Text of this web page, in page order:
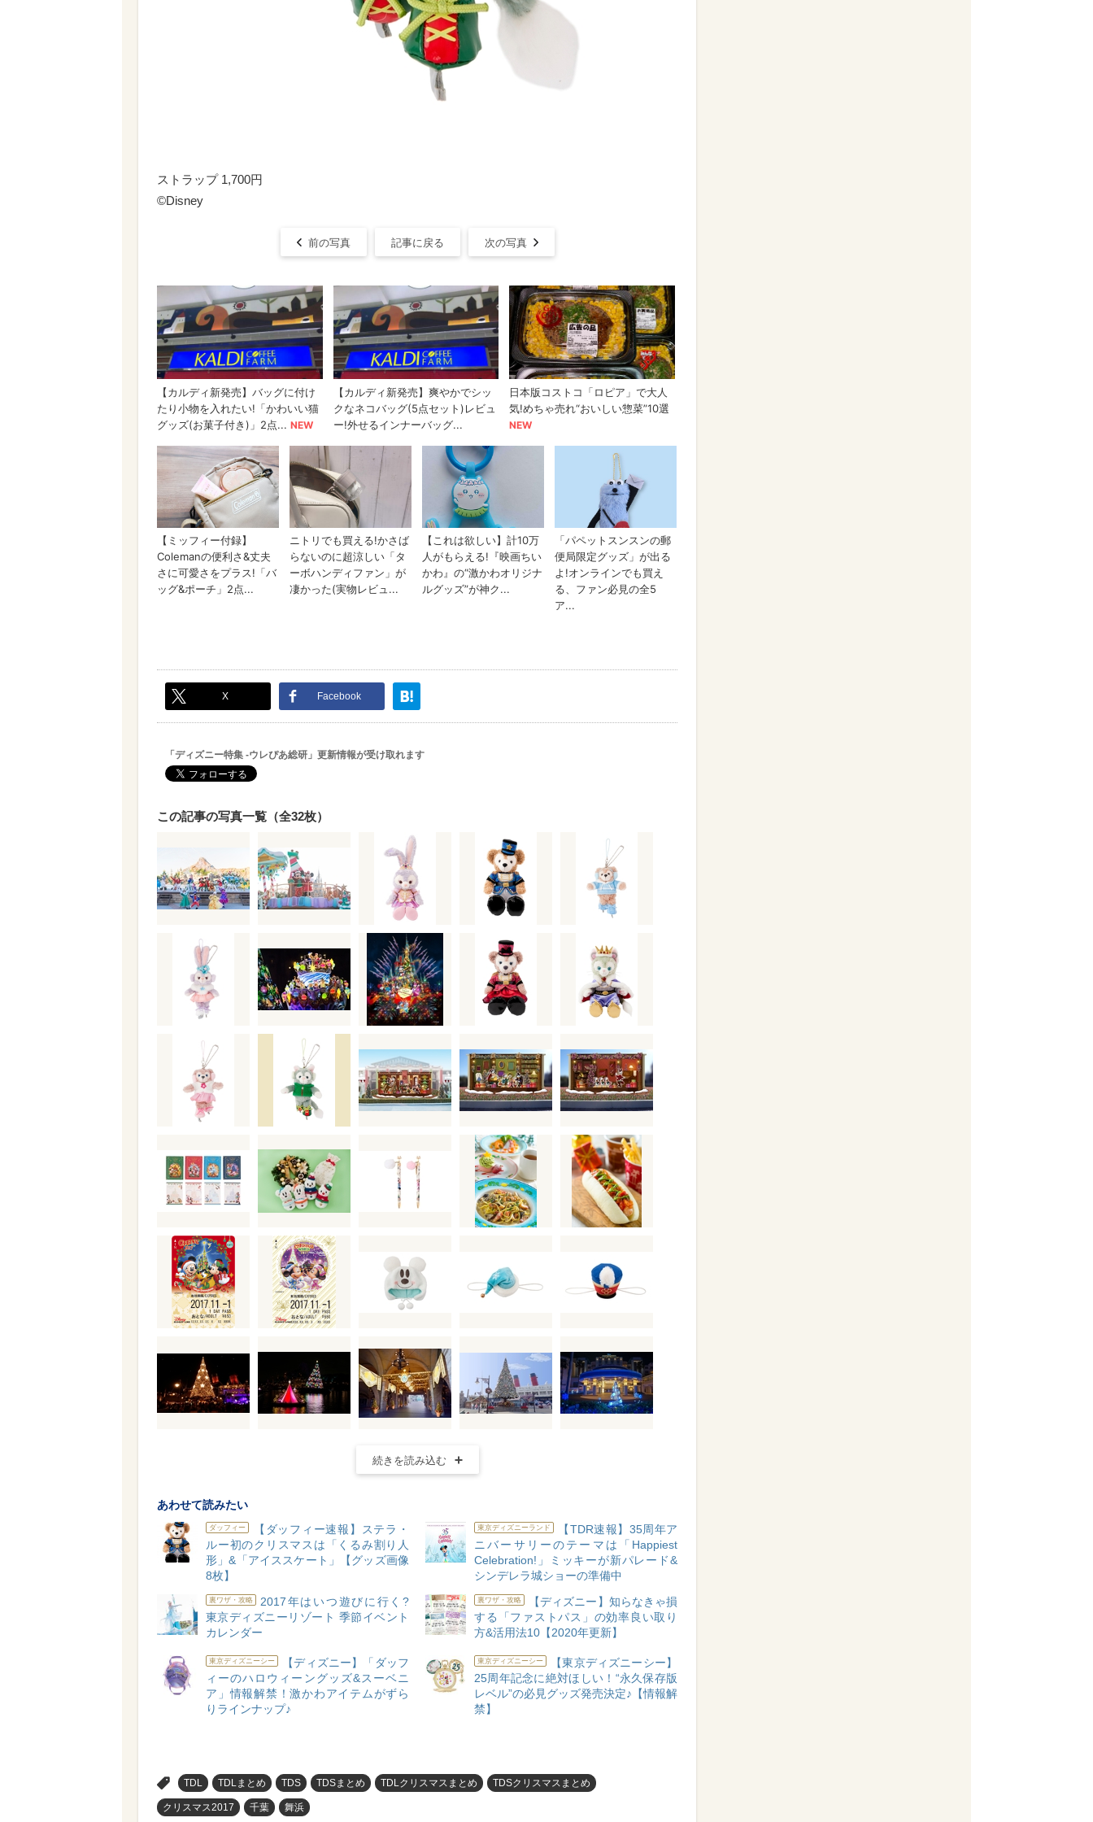
ストラップ 1,700円
©︎Disney
前の写真 記事に戻る 次の写真
X Facebook
「ディズニー特集 -ウレぴあ総研」更新情報が受け取れます
この記事の写真一覧（全32枚）
続きを読み込む
あわせて読みたい
ダッフィー
【ダッフィー速報】ステラ・
ルー初のクリスマスは「くるみ割り人
形」&「アイススケート」【グッズ画像
8枚】
東京ディズニーランド
【TDR速報】35周年ア
ニバーサリーのテーマは「Happiest
Celebration!」ミッキーが新パレード&
シンデレラ城ショーの準備中
裏ワザ・攻略
2017年はいつ遊びに行く?
東京ディズニーリゾート 季節イベント
カレンダー
裏ワザ・攻略
【ディズニー】知らなきゃ損
する「ファストパス」の効率良い取り
方&活用法10【2020年更新】
東京ディズニーシー
【ディズニー】「ダッフ
ィーのハロウィーングッズ&スーベニ
ア」情報解禁！激かわアイテムがずら
りラインナップ♪
東京ディズニーシー
【東京ディズニーシー】
25周年記念に絶対ほしい！“永久保存版
レベル”の必見グッズ発売決定♪【情報解
禁】
TDL TDLまとめ TDS TDSまとめ TDLクリスマスまとめ TDSクリスマスまとめ
クリスマス2017 千葉 舞浜